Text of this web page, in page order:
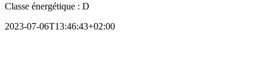
Classe énergétique : D
2023-07-06T13:46:43+02:00